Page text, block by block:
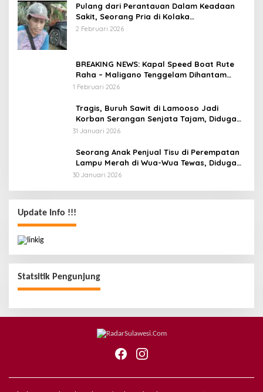
Pulang dari Perantauan Dalam Keadaan
Sakit, Seorang Pria di Kolaka
Diterlantarkan Istri
2 Februari 2026
BREAKING NEWS: Kapal Speed Boat Rute
Raha – Maligano Tenggelam Dihantam
Angin dan Ombak Tinggi
1 Februari 2026
Tragis, Buruh Sawit di Lamooso Jadi
Korban Serangan Senjata Tajam, Diduga
Terkait Tanah
31 Januari 2026
Seorang Anak Penjual Tisu di Perempatan
Lampu Merah di Wua-Wua Tewas, Diduga
Jadi Korban Tabrak Lari
30 Januari 2026
Update Info !!!
Statsitik Pengunjung